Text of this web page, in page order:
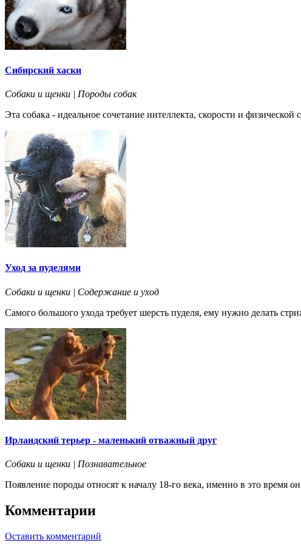
Сибирский хаски
Собаки и щенки | Породы собак
Эта собака - идеальное сочетание интеллекта, скорости и
Уход за пуделями
Собаки и щенки | Содержание и уход
Самого большого ухода требует шерсть пуделя, ему нужно делать
Ирландский терьер - маленький отважный друг
Собаки и щенки | Познавательное
Появление породы относят к началу 18-го века, именно в это время
Комментарии
Оставить комментарий